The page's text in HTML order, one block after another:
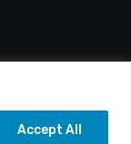
Accept All